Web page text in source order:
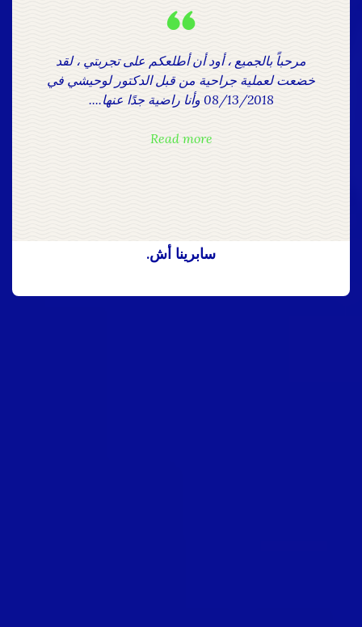
مرحباً بالجميع ، أود أن أطلعكم على تجربتي ، لقد
خضعت لعملية جراحية من قبل الدكتور لوحيشي في
08/13/2018 وأنا راضية جدًا عنها....
Read more
سابرينا أش.